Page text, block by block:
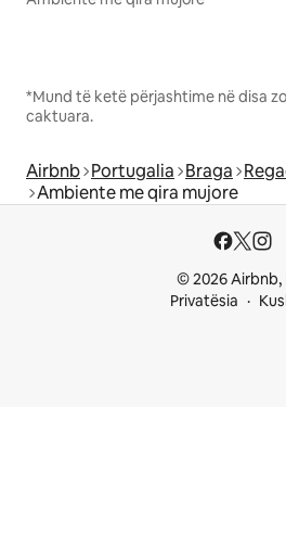
*Mund të ketë përjashtime në disa
caktuara.
Airbnb Portugalia Braga
Ambiente me qira mujore
© 2026 Airbnb,
Privatësia